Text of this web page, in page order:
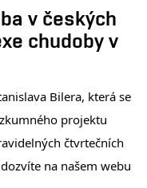
v českých
chudoby v
Bilera, která se
projektu
čtvrtečních
na našem webu